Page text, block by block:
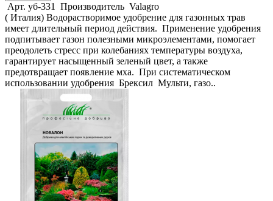
Арт. уб-331 Производитель Valagro
( Италия) Водорастворимое удобрение для газонных трав
имеет длительный период действия. Применение удобрения
подпитывает газон полезными микроэлементами, помогает
преодолеть стресс при колебаниях температуры воздуха,
гарантирует насыщенный зеленый цвет, а также
предотвращает появление мха. При систематическом
использовании удобрения Брексил Мульти, газо..